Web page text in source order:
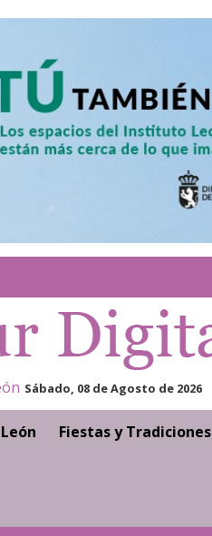
Sábado, 08 de Agosto de 2026
Fiestas y Tradiciones